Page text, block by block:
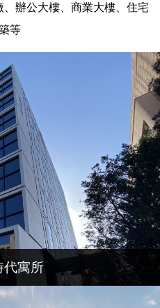
辦公大樓、商業大樓、住宅
等
代寓所